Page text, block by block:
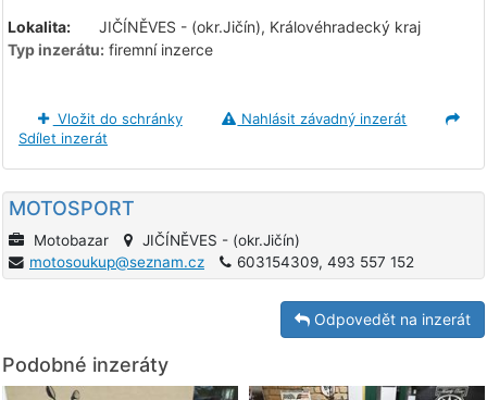
Lokalita:
JIČÍNĚVES - (okr.Jičín), Královéhradecký kraj
Typ inzerátu: firemní inzerce
Vložit do schránky
Nahlásit závadný inzerát
Sdílet inzerát
MOTOSPORT
Motobazar
JIČÍNĚVES - (okr.Jičín)
motosoukup@seznam.cz
603154309, 493 557 152
Odpovedět na inzerát
Podobné inzeráty